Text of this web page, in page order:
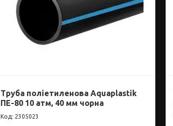
Труба поліетиленова Aquaplastik
ПЕ-80 10 атм, 40 мм чорна
2305023